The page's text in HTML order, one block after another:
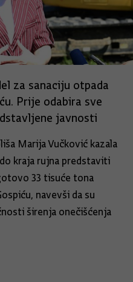
za sanaciju otpada
Prije odabira sve
javnosti
Marija Vučković kazala
kraja rujna predstaviti
33 tisuće tona
navevši da su
širenja onečišćenja